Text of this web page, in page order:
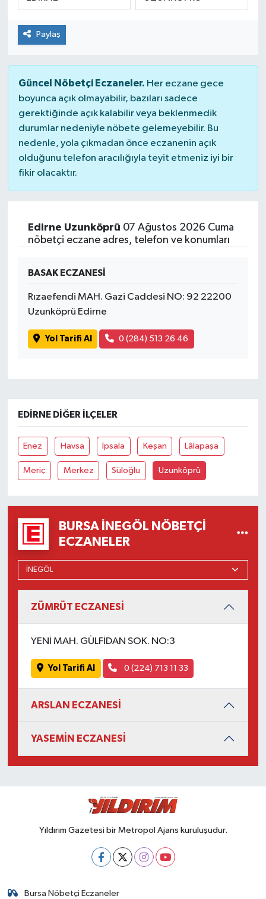
Paylaş
Güncel Nöbetçi Eczaneler. Her eczane gece
boyunca açık olmayabilir, bazıları sadece
gerektiğinde açık kalabilir veya beklenmedik
durumlar nedeniyle nöbete gelemeyebilir. Bu
nedenle, yola çıkmadan önce eczanenin açık
olduğunu telefon aracılığıyla teyit etmeniz iyi bir
fikir olacaktır.
Edirne Uzunköprü 07 Ağustos 2026 Cuma
nöbetçi eczane adres, telefon ve konumları
BASAK ECZANESİ
Rızaefendi MAH. Gazi Caddesi NO: 92 22200
Uzunköprü Edirne
Yol Tarifi Al 0 (284) 513 26 46
EDIRNE DIĞER İLÇELER
Enez Havsa İpsala Keşan Lâlapaşa
Meriç Merkez Süloğlu Uzunköprü
BURSA İNEGÖL NÖBETÇI
ECZANELER
ZÜMRÜT ECZANESİ
YENİ MAH. GÜLFİDAN SOK. NO:3
Yol Tarifi Al 0 (224) 713 11 33
ARSLAN ECZANESİ
YASEMİN ECZANESİ
Yıldırım Gazetesi bir Metropol Ajans kuruluşudur.
Bursa Nöbetçi Eczaneler